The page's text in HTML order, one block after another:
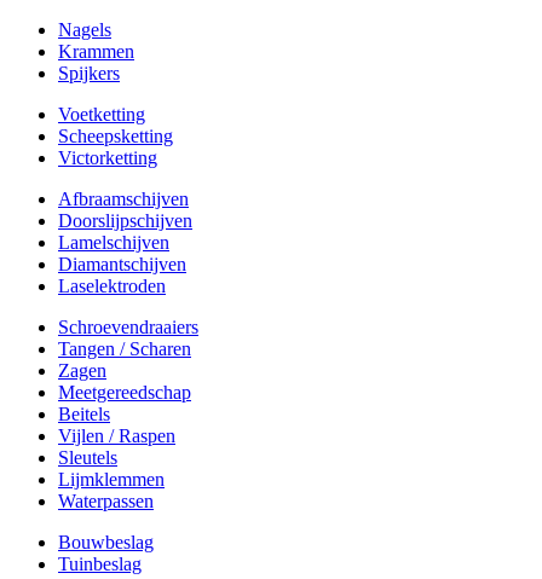
Nagels
Krammen
Spijkers
Voetketting
Scheepsketting
Victorketting
Afbraamschijven
Doorslijpschijven
Lamelschijven
Diamantschijven
Laselektroden
Schroevendraaiers
Tangen / Scharen
Zagen
Meetgereedschap
Beitels
Vijlen / Raspen
Sleutels
Lijmklemmen
Waterpassen
Bouwbeslag
Tuinbeslag